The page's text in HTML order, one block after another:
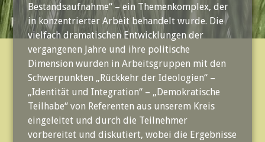
Bestandsaufnahme“ – ein Themenkomplex, der
in konzentrierter Arbeit behandelt wurde. Die
vielfach dramatischen Entwicklungen der
vergangenen Jahre und ihre politische
Dimension wurden in Arbeitsgruppen mit den
Schwerpunkten „Rückkehr der Ideologien“ –
„Identität und Integration“ – „Demokratische
Teilhabe“ von Referenten aus unserem Kreis
eingeleitet und durch die Teilnehmer
vorbereitet und diskutiert, wobei die Ergebnisse